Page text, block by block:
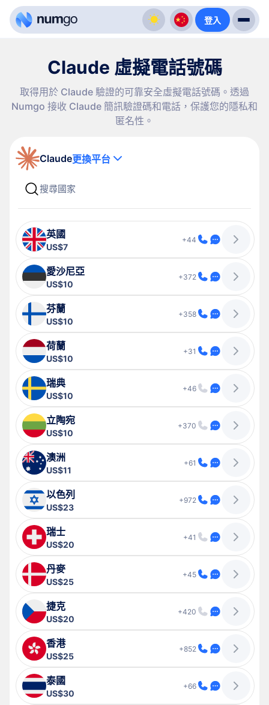
登入
Claude 虛擬電話號碼
取得用於 Claude 驗證的可靠安全虛擬電話號碼。透過
Numgo 接收 Claude 簡訊驗證碼和電話，保護您的隱私和
匿名性。
Claude更換平台
英國
US$7
+44
愛沙尼亞
US$10
+372
芬蘭
US$10
+358
荷蘭
US$10
+31
瑞典
US$10
+46
立陶宛
US$10
+370
澳洲
US$11
+61
以色列
US$23
+972
瑞士
US$20
+41
丹麥
US$25
+45
捷克
US$20
+420
香港
US$25
+852
泰國
US$30
+66